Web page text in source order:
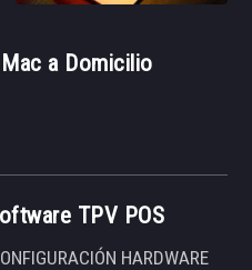
a Domicilio
TPV POS
HARDWARE